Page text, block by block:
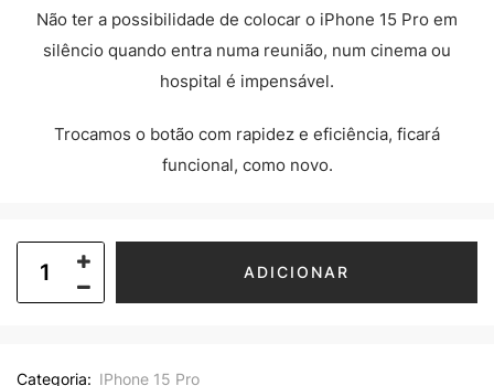
Não ter a possibilidade de colocar o iPhone 15 Pro em
silêncio quando entra numa reunião, num cinema ou
hospital é impensável.
Trocamos o botão com rapidez e eficiência, ficará
funcional, como novo.
ADICIONAR
Categoria: IPhone 15 Pro